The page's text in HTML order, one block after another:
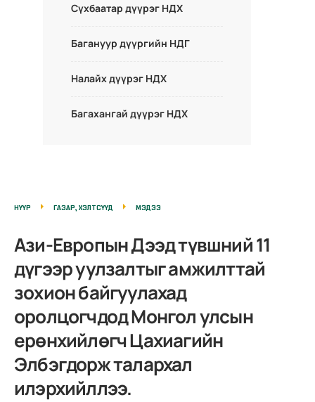
Сүхбаатар дүүрэг НДХ
Багануур дүүргийн НДГ
Налайх дүүрэг НДХ
Багахангай дүүрэг НДХ
НҮҮР ГАЗАР, ХЭЛТСҮҮД МЭДЭЭ
Ази-Европын Дээд түвшний 11
дүгээр уулзалтыг амжилттай
зохион байгуулахад
оролцогчдод Монгол улсын
ерөнхийлөгч Цахиагийн
Элбэгдорж талархал
илэрхийллээ.